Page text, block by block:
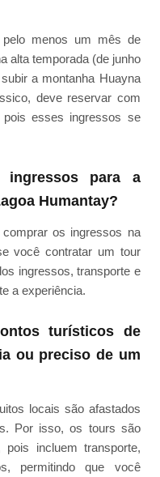
pelo menos um mês de
alta temporada (de junho
a montanha Huayna
deve reservar com
esses ingressos se
para a
Humantay?
os ingressos na
você contratar um tour
ingressos, transporte e
a experiência.
turísticos de
ou preciso de um
locais são afastados
Por isso, os tours são
incluem transporte,
permitindo que você